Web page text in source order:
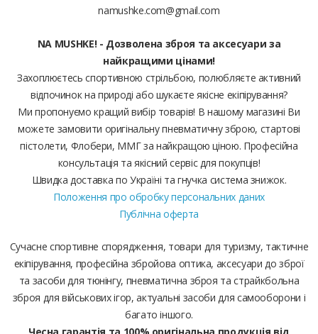
namushke.com@gmail.com
NA MUSHKE! - Дозволена зброя та аксесуари за
найкращими цінами!
Захоплюєтесь спортивною стрільбою, полюбляєте активний
відпочинок на природі або шукаєте якісне екіпірування?
Ми пропонуємо кращий вибір товарів! В нашому магазині Ви
можете замовити оригінальну пневматичну зброю, стартові
пістолети, Флобери, ММГ за найкращою ціною. Професійна
консультація та якісний сервіс для покупців!
Швидка доставка по Україні та гнучка система знижок.
Положення про обробку персональних даних
Публічна оферта
Сучасне спортивне спорядження, товари для туризму, тактичне
екіпірування, професійна збройова оптика, аксесуари до зброї
та засоби для тюнінгу, пневматична зброя та страйкбольна
зброя для військових ігор, актуальні засоби для самооборони і
багато іншого.